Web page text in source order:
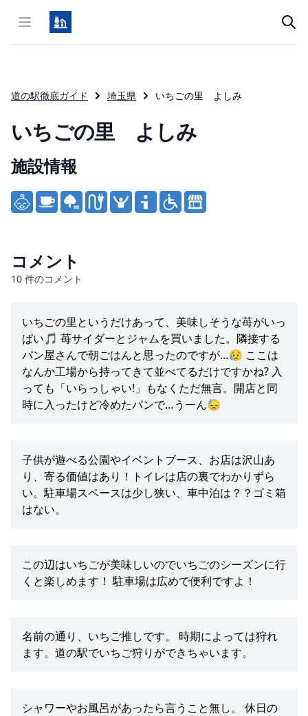
Open menu
道の駅徹底ガイド 埼玉県 いちごの里 よしみ
いちごの里 よしみ
Product information
施設情報
コメント
10 件のコメント
いちごの里というだけあって、美味しそうな苺がいっ
ぱい🎵 苺サイダーとジャムを買いました。隣接する
パン屋さんで朝ごはんと思ったのですが…😥 ここは
なんか工場から持ってきて並べてるだけですかね? 入
っても「いらっしゃい!」もなくただ無言。開店と同
時に入ったけど冷めたパンで…うーん😓
子供が遊べる公園やイベントブース、お店は沢山あ
り、寄る価値はあり！トイレは店の裏でわかりずら
い。駐車場スペースは少し狭い、車中泊は？？ゴミ箱
はない。
この辺はいちごが美味しいのでいちごのシーズンに行
くと楽しめます！ 駐車場は広めで便利ですよ！
名前の通り、いちご推しです。 時期によっては狩れ
ます。道の駅でいちご狩りができちゃいます。
シャワーやお風呂があったら言うこと無し。 休日の